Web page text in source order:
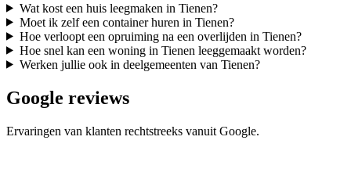
Wat kost een huis leegmaken in Tienen?
Moet ik zelf een container huren in Tienen?
Hoe verloopt een opruiming na een overlijden in Tienen?
Hoe snel kan een woning in Tienen leeggemaakt worden?
Werken jullie ook in deelgemeenten van Tienen?
Google reviews
Ervaringen van klanten rechtstreeks vanuit Google.